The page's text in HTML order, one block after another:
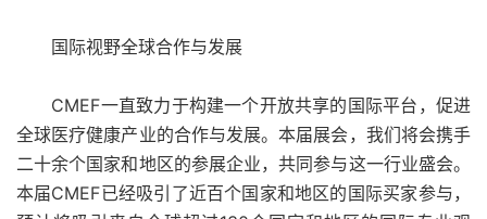
国际视野全球合作与发展
CMEF一直致力于构建一个开放共享的国际平台，促进
全球医疗健康产业的合作与发展。本届展会，我们将会携手
二十余个国家和地区的参展企业，共同参与这一行业盛会。
本届CMEF已经吸引了近百个国家和地区的国际买家参与，